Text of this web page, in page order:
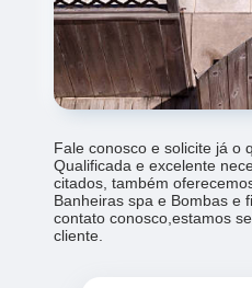
Fale conosco e solicite já o
Qualificada e excelente
citados, também
Banheiras spa e Bombas e
contato conosco,estamos
cliente.